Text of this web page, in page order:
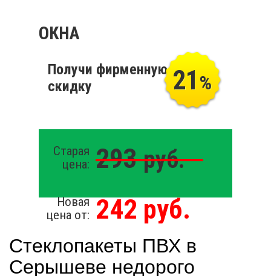
ОКНА
21 %
Получи фирменную
скидку
Старая
цена: 293руб.
Новая
цена от: 242 руб.
Стеклопакеты ПВХ в
Серышеве недорого